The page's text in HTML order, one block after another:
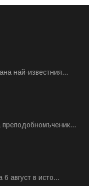
най-известния...
6 август в исто...